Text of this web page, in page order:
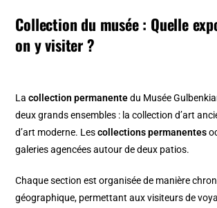
Collection du musée : Quelle
on y visiter ?
Lacollection permanentedu Musée
deux grands ensembles : la collection d’art
d’art moderne. Lescollections permanentes
galeries agencées autour de deux patios.
Chaque section est organisée de manière
géographique, permettant aux visiteurs de